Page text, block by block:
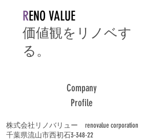
RENO VALUE
価値観をリノベす
る。
Company
Profile
株式会社リノバリュー renovalue corporation
千葉県流山市西初石3-348-22